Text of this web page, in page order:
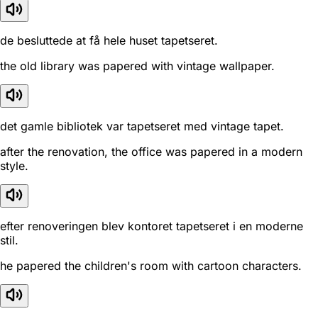
de besluttede at få hele huset tapetseret.
the old library was papered with vintage wallpaper.
det gamle bibliotek var tapetseret med vintage tapet.
after the renovation, the office was papered in a modern
style.
efter renoveringen blev kontoret tapetseret i en moderne
stil.
he papered the children's room with cartoon characters.